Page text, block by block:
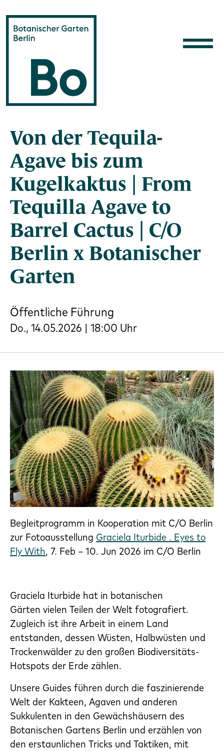
Von der Tequila-
Agave bis zum
Kugelkaktus | From
Tequilla Agave to
Barrel Cactus | C/O
Berlin x Botanischer
Garten
Öffentliche Führung
Do., 14.05.2026 | 18:00 Uhr
Begleitprogramm in Kooperation mit C/O Berlin
zur Fotoausstellung Graciela Iturbide . Eyes to
Fly With, 7. Feb – 10. Jun 2026 im C/O Berlin
Graciela Iturbide hat in botanischen
Gärten vielen Teilen der Welt fotografiert.
Zugleich ist ihre Arbeit in einem Land
entstanden, dessen Wüsten, Halbwüsten und
Trockenwälder zu den großen Biodiversitäts-
Hotspots der Erde zählen.
Unsere Guides führen durch die faszinierende
Welt der Kakteen, Agaven und anderen
Sukkulenten in den Gewächshäusern des
Botanischen Gartens Berlin und erzählen von
den erstaunlichen Tricks und Taktiken, mit